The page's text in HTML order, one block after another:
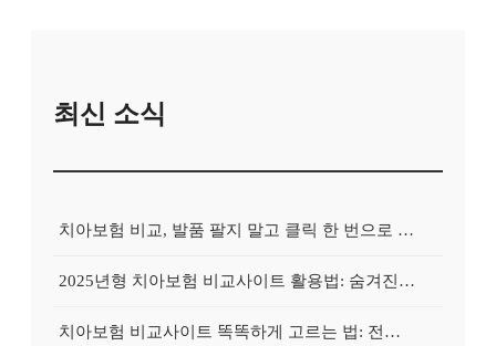
최신 소식
치아보험 비교, 발품 팔지 말고 클릭 한 번으로 끝내는 비법! 후기 대방출
2025년형 치아보험 비교사이트 활용법: 숨겨진 보험금 100% 환급 전략
치아보험 비교사이트 똑똑하게 고르는 법: 전문가가 알려주는 5가지 꿀팁